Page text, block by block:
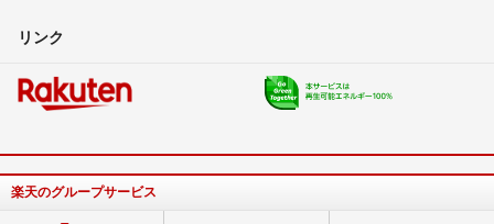
リンク
楽天のグループサービス